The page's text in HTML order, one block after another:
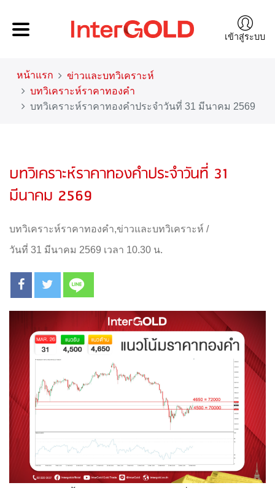
เข้าสู่ระบบ
หน้าแรก
ข่าวและบทวิเคราะห์
บทวิเคราะห์ราคาทองคำ
บทวิเคราะห์ราคาทองคำประจำวันที่ 31 มีนาคม 2569
บทวิเคราะห์ราคาทองคำประจำวันที่ 31
มีนาคม 2569
บทวิเคราะห์ราคาทองคำ,ข่าวและบทวิเคราะห์ /
วันที่ 31 มีนาคม 2569 เวลา 10.30 น.